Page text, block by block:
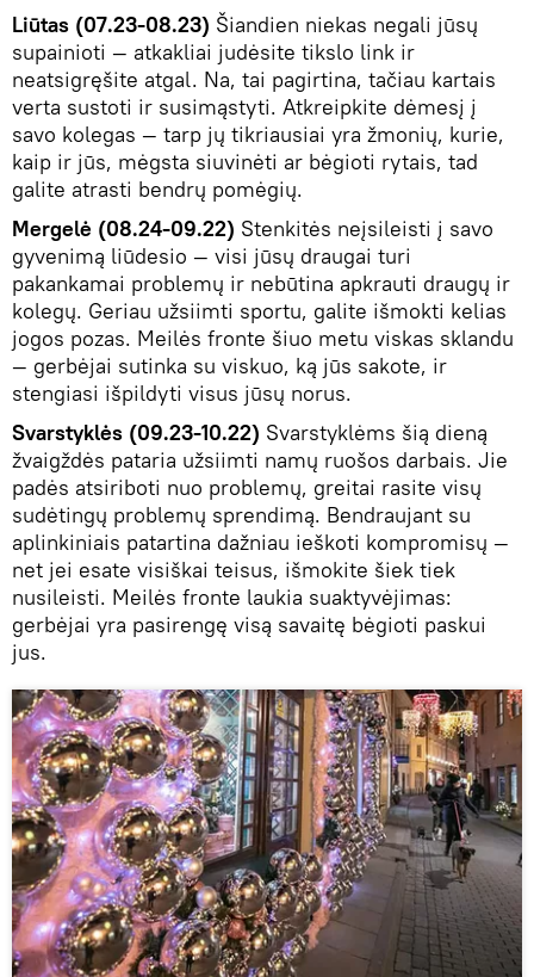
Liūtas (07.23-08.23) Šiandien niekas negali jūsų
supainioti — atkakliai judėsite tikslo link ir
neatsigręšite atgal. Na, tai pagirtina, tačiau kartais
verta sustoti ir susimąstyti. Atkreipkite dėmesį į
savo kolegas — tarp jų tikriausiai yra žmonių, kurie,
kaip ir jūs, mėgsta siuvinėti ar bėgioti rytais, tad
galite atrasti bendrų pomėgių.
Mergelė (08.24-09.22) Stenkitės neįsileisti į savo
gyvenimą liūdesio — visi jūsų draugai turi
pakankamai problemų ir nebūtina apkrauti draugų ir
kolegų. Geriau užsiimti sportu, galite išmokti kelias
jogos pozas. Meilės fronte šiuo metu viskas sklandu
— gerbėjai sutinka su viskuo, ką jūs sakote, ir
stengiasi išpildyti visus jūsų norus.
Svarstyklės (09.23-10.22) Svarstyklėms šią dieną
žvaigždės pataria užsiimti namų ruošos darbais. Jie
padės atsiriboti nuo problemų, greitai rasite visų
sudėtingų problemų sprendimą. Bendraujant su
aplinkiniais patartina dažniau ieškoti kompromisų —
net jei esate visiškai teisus, išmokite šiek tiek
nusileisti. Meilės fronte laukia suaktyvėjimas:
gerbėjai yra pasirengę visą savaitę bėgioti paskui
jus.